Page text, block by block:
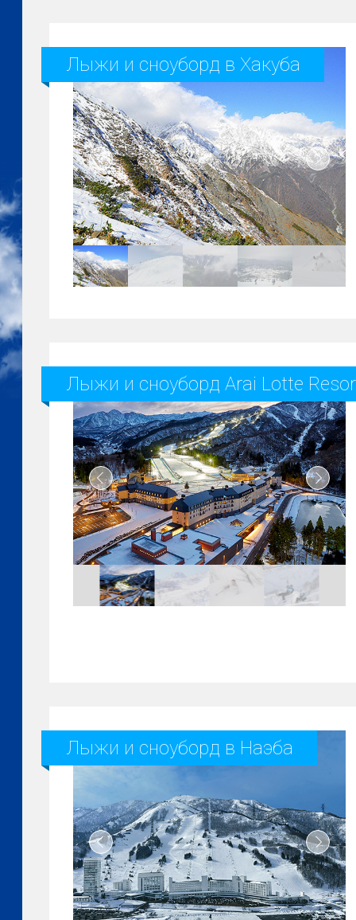
Лыжи и сноуборд в Хакуба
Лыжи и сноуборд Arai Lotte
Лыжи и сноуборд в Наэба